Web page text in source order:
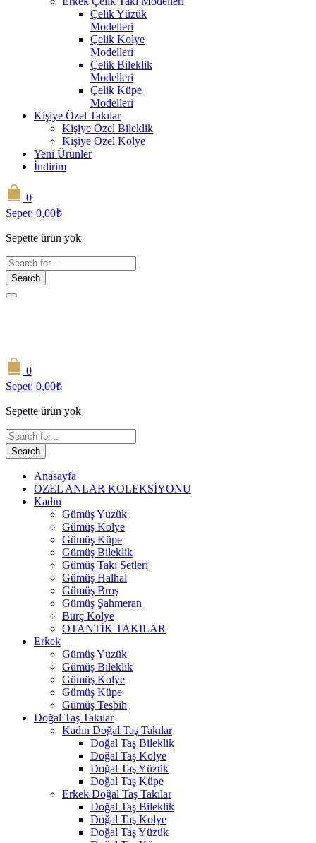
Çelik Yüzük
Modelleri
Çelik Kolye
Modelleri
Çelik Bileklik
Modelleri
Çelik Küpe
Modelleri
Kişiye Özel Takılar
Kişiye Özel Bileklik
Kişiye Özel Kolye
Yeni Ürünler
İndirim
0
Sepet: 0,00₺
Sepette ürün yok
Search
0
Sepet: 0,00₺
Sepette ürün yok
Search
Anasayfa
ÖZEL ANLAR KOLEKSİYONU
Kadın
Gümüş Yüzük
Gümüş Kolye
Gümüş Küpe
Gümüş Bileklik
Gümüş Takı Setleri
Gümüş Halhal
Gümüş Broş
Gümüş Şahmeran
Burç Kolye
OTANTİK TAKILAR
Erkek
Gümüş Yüzük
Gümüş Bileklik
Gümüş Kolye
Gümüş Küpe
Gümüş Tesbih
Doğal Taş Takılar
Kadın Doğal Taş Takılar
Doğal Taş Bileklik
Doğal Taş Kolye
Doğal Taş Yüzük
Doğal Taş Küpe
Erkek Doğal Taş Takılar
Doğal Taş Bileklik
Doğal Taş Kolye
Doğal Taş Yüzük